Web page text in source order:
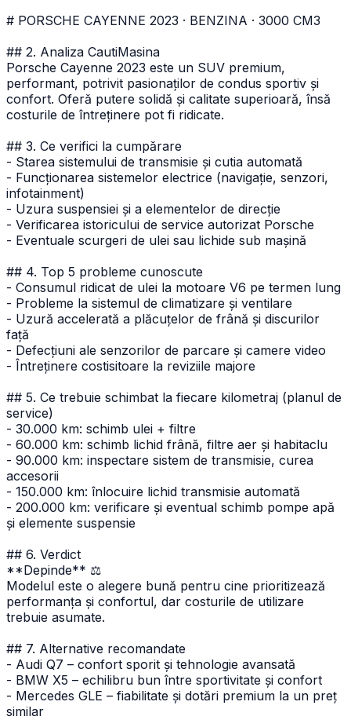
# PORSCHE CAYENNE 2023 · BENZINA · 3000 CM3
## 2. Analiza CautiMasina
Porsche Cayenne 2023 este un SUV premium,
performant, potrivit pasionaților de condus sportiv și
confort. Oferă putere solidă și calitate superioară, însă
costurile de întreținere pot fi ridicate.
## 3. Ce verifici la cumpărare
- Starea sistemului de transmisie și cutia automată
- Funcționarea sistemelor electrice (navigație, senzori,
infotainment)
- Uzura suspensiei și a elementelor de direcție
- Verificarea istoricului de service autorizat Porsche
- Eventuale scurgeri de ulei sau lichide sub mașină
## 4. Top 5 probleme cunoscute
- Consumul ridicat de ulei la motoare V6 pe termen lung
- Probleme la sistemul de climatizare și ventilare
- Uzură accelerată a plăcuțelor de frână și discurilor
față
- Defecțiuni ale senzorilor de parcare și camere video
- Întreținere costisitoare la reviziile majore
## 5. Ce trebuie schimbat la fiecare kilometraj (planul de
service)
- 30.000 km: schimb ulei + filtre
- 60.000 km: schimb lichid frână, filtre aer și habitaclu
- 90.000 km: inspectare sistem de transmisie, curea
accesorii
- 150.000 km: înlocuire lichid transmisie automată
- 200.000 km: verificare și eventual schimb pompe apă
și elemente suspensie
## 6. Verdict
**Depinde** ⚖️
Modelul este o alegere bună pentru cine prioritizează
performanța și confortul, dar costurile de utilizare
trebuie asumate.
## 7. Alternative recomandate
- Audi Q7 – confort sporit și tehnologie avansată
- BMW X5 – echilibru bun între sportivitate și confort
- Mercedes GLE – fiabilitate și dotări premium la un preț
similar